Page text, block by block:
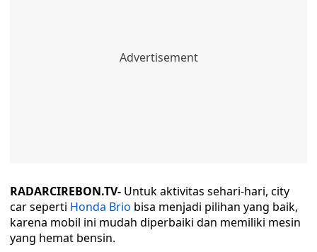
RADARCIREBON.TV- Untuk aktivitas sehari-hari, city
car seperti Honda Brio bisa menjadi pilihan yang baik,
karena mobil ini mudah diperbaiki dan memiliki mesin
yang hemat bensin.